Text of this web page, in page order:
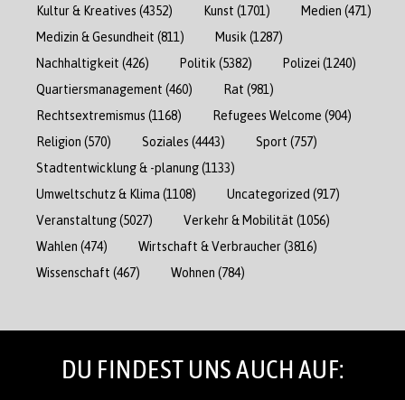
Kultur & Kreatives (4352) Kunst (1701) Medien (471)
Medizin & Gesundheit (811) Musik (1287)
Nachhaltigkeit (426) Politik (5382) Polizei (1240)
Quartiersmanagement (460) Rat (981)
Rechtsextremismus (1168) Refugees Welcome (904)
Religion (570) Soziales (4443) Sport (757)
Stadtentwicklung & -planung(1133)
Umweltschutz & Klima (1108) Uncategorized (917)
Veranstaltung(5027) Verkehr & Mobilität (1056)
Wahlen (474) Wirtschaft & Verbraucher(3816)
Wissenschaft (467) Wohnen (784)
DU FINDEST UNS AUCH AUF: